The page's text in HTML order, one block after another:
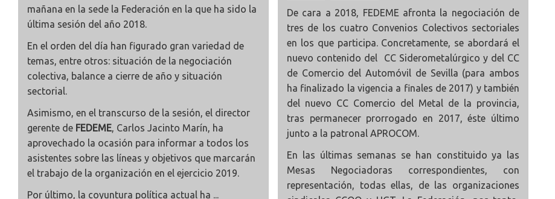
mañana en la sede la Federación en la que ha sido la
última sesión del año 2018.
En el orden del día han figurado gran variedad de
temas, entre otros: situación de la negociación
colectiva, balance a cierre de año y situación
sectorial.
Asimismo, en el transcurso de la sesión, el director
gerente de FEDEME, Carlos Jacinto Marín, ha
aprovechado la ocasión para informar a todos los
asistentes sobre las líneas y objetivos que marcarán
el trabajo de la organización en el ejercicio 2019.
Por último, la coyuntura política actual ha ...
De cara a 2018, FEDEME afronta la negociación de
tres de los cuatro Convenios Colectivos sectoriales
en los que participa. Concretamente, se abordará el
nuevo contenido del CC Siderometalúrgico y del CC
de Comercio del Automóvil de Sevilla (para ambos
ha finalizado la vigencia a finales de 2017) y también
del nuevo CC Comercio del Metal de la provincia,
tras permanecer prorrogado en 2017, éste último
junto a la patronal APROCOM.
En las últimas semanas se han constituido ya las
Mesas Negociadoras correspondientes, con
representación, todas ellas, de las organizaciones